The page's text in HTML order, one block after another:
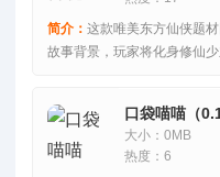
简介： 这款唯美东方仙侠题
故事背景，玩家将化身修仙
口袋喵喵（
大小：0MB
热度：6